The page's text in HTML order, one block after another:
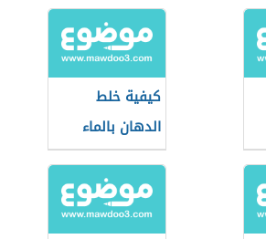
كيفية خلط
الدهان بالماء